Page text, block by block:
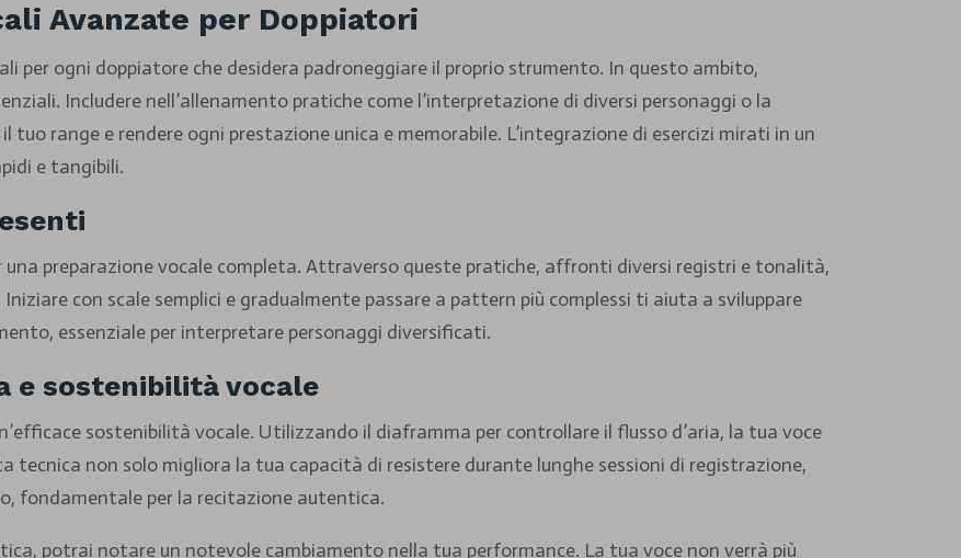
Avanzate per Doppiatori
per ogni doppiatore che desidera padroneggiare il proprio strumento. In questo ambito,
Includere nell’allenamento pratiche come l’interpretazione di diversi personaggi o la
tuo range e rendere ogni prestazione unica e memorabile. L’integrazione di esercizi mirati in un
e tangibili.
una preparazione vocale completa. Attraverso queste pratiche, affronti diversi registri e tonalità,
con scale semplici e gradualmente passare a pattern più complessi ti aiuta a sviluppare
essenziale per interpretare personaggi diversificati.
e sostenibilità vocale
sostenibilità vocale. Utilizzando il diaframma per controllare il flusso d’aria, la tua voce
non solo migliora la tua capacità di resistere durante lunghe sessioni di registrazione,
fondamentale per la recitazione autentica.
potrai notare un notevole cambiamento nella tua performance. La tua voce non verrà più